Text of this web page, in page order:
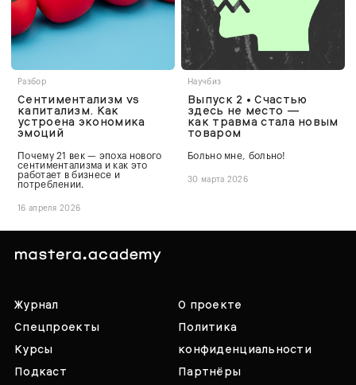
Разбор
Сентиментализм vs
капитализм. Как
устроена экономика
эмоций
Почему 21 век — эпоха нового
сентиментализма и как это
работает в бизнесе и
потреблении.
16 апреля 2026
Научбиз
Выпуск 2 • Счастью
здесь не место —
как травма стала новым
товаром
Больно мне, больно!
30 марта 2026
Журнал
Спецпроекты
Курсы
Подкаст
О проекте
Политика
конфиденциальности
Партнёры